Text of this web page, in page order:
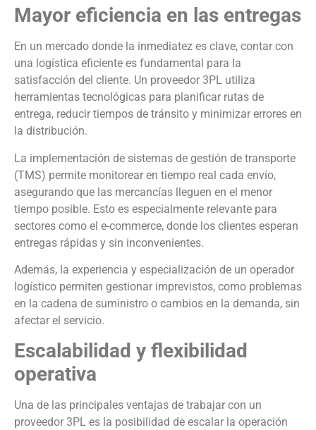
Mayor eficiencia en las entregas
En un mercado donde la inmediatez es clave, contar con
una logística eficiente es fundamental para la
satisfacción del cliente. Un proveedor 3PL utiliza
herramientas tecnológicas para planificar rutas de
entrega, reducir tiempos de tránsito y minimizar errores en
la distribución.
La implementación de sistemas de gestión de transporte
(TMS) permite monitorear en tiempo real cada envío,
asegurando que las mercancías lleguen en el menor
tiempo posible. Esto es especialmente relevante para
sectores como el e-commerce, donde los clientes esperan
entregas rápidas y sin inconvenientes.
Además, la experiencia y especialización de un operador
logístico permiten gestionar imprevistos, como problemas
en la cadena de suministro o cambios en la demanda, sin
afectar el servicio.
Escalabilidad y flexibilidad
operativa
Una de las principales ventajas de trabajar con un
proveedor 3PL es la posibilidad de escalar la operación